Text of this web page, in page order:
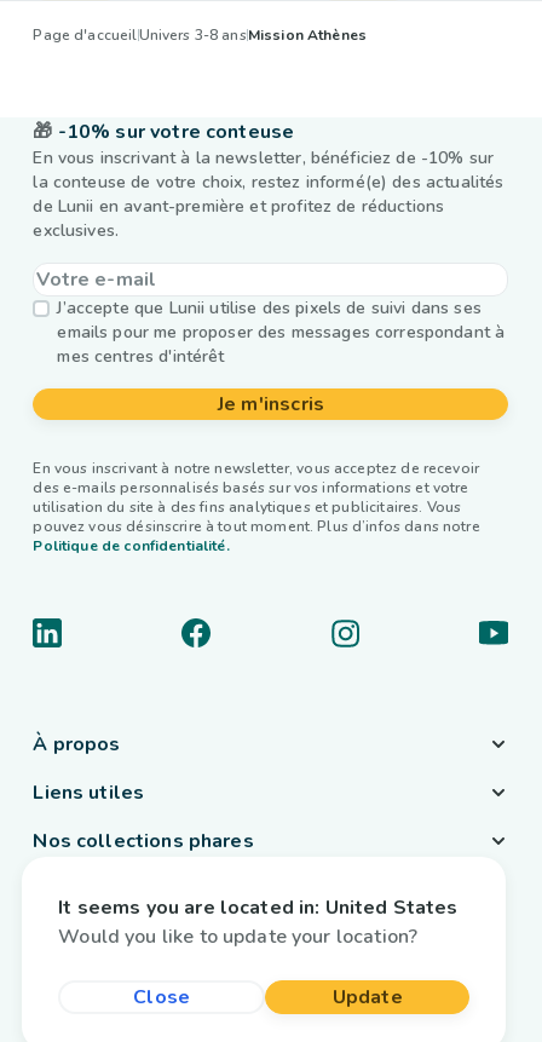
Page d'accueilUnivers 3-8 ansMission Athènes
🎁 -10% sur votre conteuse
En vous inscrivant à la newsletter, bénéficiez de -10% sur
la conteuse de votre choix, restez informé(e) des actualités
de Lunii en avant-première et profitez de réductions
exclusives.
J’accepte que Lunii utilise des pixels de suivi dans ses
emails pour me proposer des messages correspondant à
mes centres d'intérêt
Je m'inscris
En vous inscrivant à notre newsletter, vous acceptez de recevoir
des e-mails personnalisés basés sur vos informations et votre
utilisation du site à des fins analytiques et publicitaires. Vous
pouvez vous désinscrire à tout moment. Plus d’infos dans notre
Politique de confidentialité.
À propos
Liens utiles
Nos collections phares
Belgique Français
It seems you are located in: United States
Would you like to update your location?
Close Update